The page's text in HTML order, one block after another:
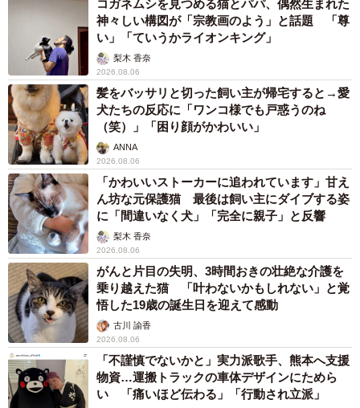
コガネムシを見つめる猫とパパ、偶然生まれた
神々しい構図が「宗教画のよう」と話題 「尊
い」「ていうかライオンキング」
梨木 香奈
2026.08.06
髪をバッサリと切った飼い主が帰宅すると→愛
犬たちの反応に「ワンコ様でも戸惑うのね
（笑）」「困り顔がかわいい」
ANNA
2026.08.06
「かわいいストーカーに追われています」甘え
ん坊な元保護猫 最後は飼い主にダイブする姿
に「間違いなく犬」「完全に親子」と反響
梨木 香奈
2026.08.06
がんと片目の失明、3時間おきの壮絶な介護を
乗り越えた猫 「叶わないかもしれない」と覚
悟した19歳の誕生日を迎えて感動
古川 諭香
2026.08.06
「不謹慎でないかと」実力派歌手、熊本へ支援
物資…運搬トラックの車体デザインにためら
い 「痛いほど伝わる」「行動され立派」